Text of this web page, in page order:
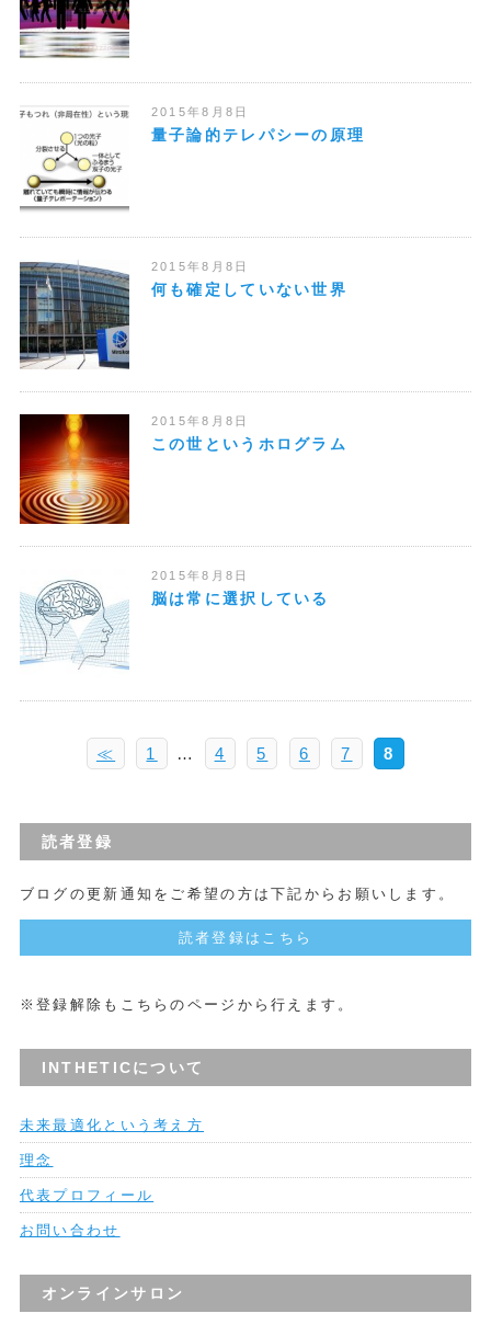
2015年8月8日
量子論的テレパシーの原理
2015年8月8日
何も確定していない世界
2015年8月8日
この世というホログラム
2015年8月8日
脳は常に選択している
≪ 1 … 4 5 6 7 8
読者登録
ブログの更新通知をご希望の方は下記からお願いします。
読者登録はこちら
※登録解除もこちらのページから行えます。
INTHETICについて
未来最適化という考え方
理念
代表プロフィール
お問い合わせ
オンラインサロン